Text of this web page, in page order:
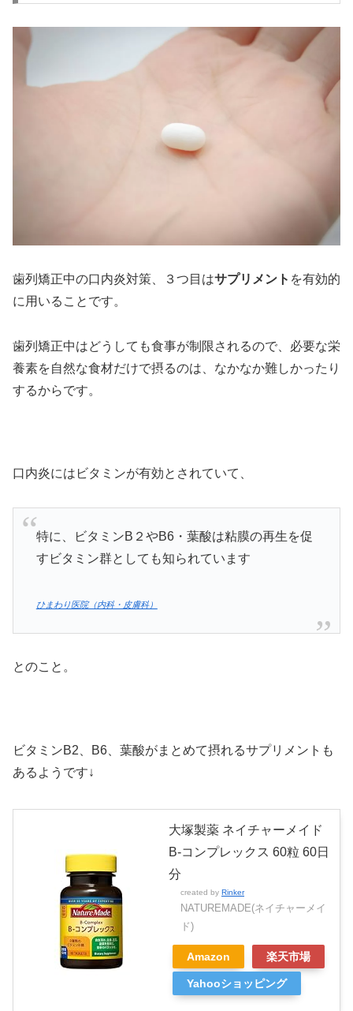
歯列矯正中の口内炎対策、３つ目はサプリメント を有効的
に用いることです。
歯列矯正中はどうしても食事が制限されるので、必要な栄
養素を自然な食材だけで摂るのは、なかなか難しかったり
するからです。
口内炎にはビタミンが有効とされていて、
特に、ビタミンB２やB6・葉酸は粘膜の再生を促
すビタミン群としても知られています
ひまわり医院（内科・皮膚科）
とのこと。
ビタミンB2、B6、葉酸がまとめて摂れるサプリメントも
あるようです↓
大塚製薬 ネイチャーメイド
B-コンプレックス 60粒 60日
分
created by Rinker
NATUREMADE(ネイチャーメイ
ド)
Amazon 楽天市場
Yahooショッピング